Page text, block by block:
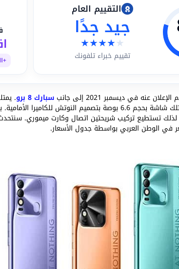
التقييم العام
جيد جدًا
★★★★★
تقييم خبراء تلفونك
سبارك 8 برو .
عنه مسبقاً. كما يمتلك شاشة بحجم 6.6 بوصة بتصميم
لذلك تستطيع تركيب شريحتين اتصال وكارت ميموري.
في الوطن العربي بواسطة جدول الأسعار.